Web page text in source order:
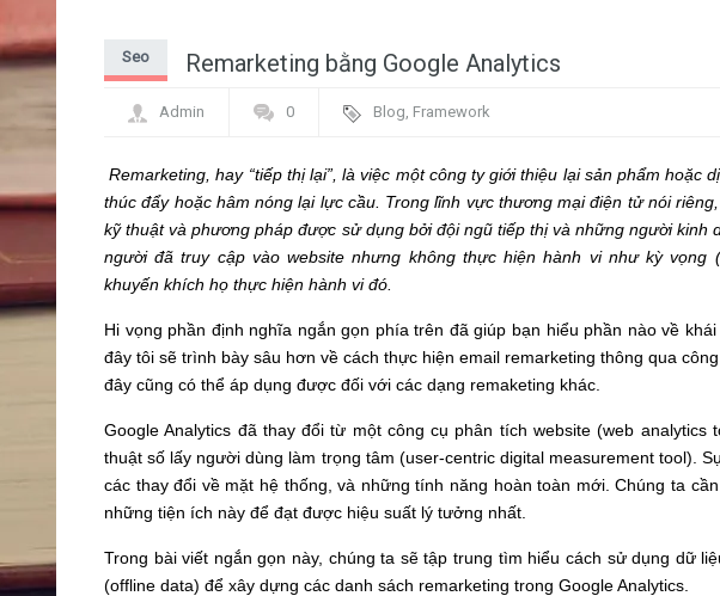
Remarketing bằng Google Analytics
Seo
Admin 0 Blog, Framework
Remarketing, hay “tiếp thị lại”, là việc một công ty giới thiệu lại sản phẩm hoặc
thúc đẩy hoặc hâm nóng lại lực cầu. Trong lĩnh vực thương mại điện tử nói
kỹ thuật và phương pháp được sử dụng bởi đội ngũ tiếp thị và những người kinh
người đã truy cập vào website nhưng không thực hiện hành vi như kỳ
khuyến khích họ thực hiện hành vi đó.
Hi vọng phần định nghĩa ngắn gọn phía trên đã giúp bạn hiểu phần nào về
đây tôi sẽ trình bày sâu hơn về cách thực hiện email remarketing thông qua
đây cũng có thể áp dụng được đối với các dạng remaketing khác.
Google Analytics đã thay đổi từ một công cụ phân tích website (web
thuật số lấy người dùng làm trọng tâm (user-centric digital measurement tool).
các thay đổi về mặt hệ thống, và những tính năng hoàn toàn mới. Chúng ta
những tiện ích này để đạt được hiệu suất lý tưởng nhất.
Trong bài viết ngắn gọn này, chúng ta sẽ tập trung tìm hiểu cách sử dụng dữ
(offline data) để xây dựng các danh sách remarketing trong Google Analytics.